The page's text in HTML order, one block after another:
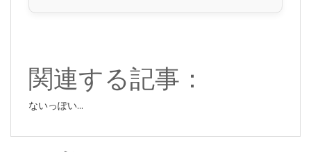
関連する記事：
ないっぽい...